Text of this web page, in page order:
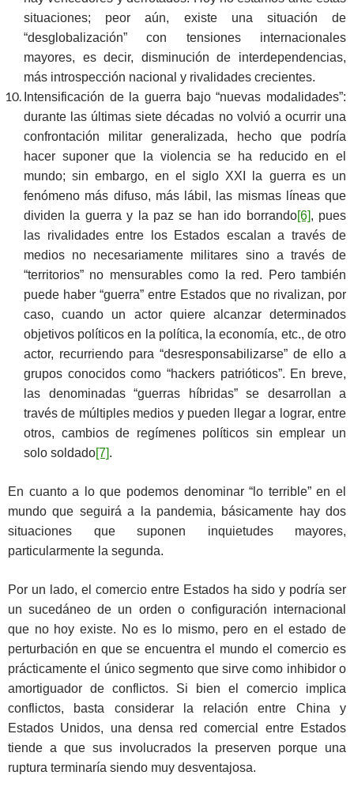
situaciones; peor aún, existe una situación de
“desglobalización” con tensiones internacionales
mayores, es decir, disminución de interdependencias,
más introspección nacional y rivalidades crecientes.
Intensificación de la guerra bajo “nuevas modalidades”:
durante las últimas siete décadas no volvió a ocurrir una
confrontación militar generalizada, hecho que podría
hacer suponer que la violencia se ha reducido en el
mundo; sin embargo, en el siglo XXI la guerra es un
fenómeno más difuso, más lábil, las mismas líneas que
dividen la guerra y la paz se han ido borrando[6], pues
las rivalidades entre los Estados escalan a través de
medios no necesariamente militares sino a través de
“territorios” no mensurables como la red. Pero también
puede haber “guerra” entre Estados que no rivalizan, por
caso, cuando un actor quiere alcanzar determinados
objetivos políticos en la política, la economía, etc., de otro
actor, recurriendo para “desresponsabilizarse” de ello a
grupos conocidos como “hackers patrióticos”. En breve,
las denominadas “guerras híbridas” se desarrollan a
través de múltiples medios y pueden llegar a lograr, entre
otros, cambios de regímenes políticos sin emplear un
solo soldado[7].
En cuanto a lo que podemos denominar “lo terrible” en el
mundo que seguirá a la pandemia, básicamente hay dos
situaciones que suponen inquietudes mayores,
particularmente la segunda.
Por un lado, el comercio entre Estados ha sido y podría ser
un sucedáneo de un orden o configuración internacional
que no hoy existe. No es lo mismo, pero en el estado de
perturbación en que se encuentra el mundo el comercio es
prácticamente el único segmento que sirve como inhibidor o
amortiguador de conflictos. Si bien el comercio implica
conflictos, basta considerar la relación entre China y
Estados Unidos, una densa red comercial entre Estados
tiende a que sus involucrados la preserven porque una
ruptura terminaría siendo muy desventajosa.